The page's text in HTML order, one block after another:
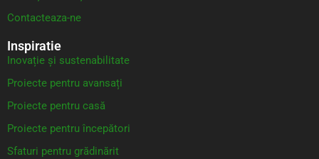
Contacteaza-ne
Inspiratie
Inovație și sustenabilitate
Proiecte pentru avansați
Proiecte pentru casă
Proiecte pentru începători
Sfaturi pentru grădinărit